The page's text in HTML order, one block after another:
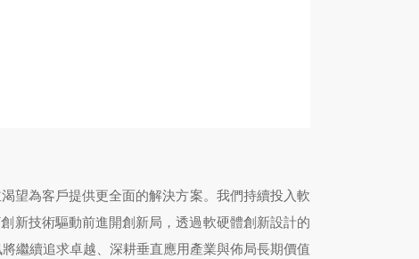
望為客戶提供更全面的解決方案。我們持續投入軟
新技術驅動前進開創新局，透過軟硬體創新設計的
繼續追求卓越、深耕垂直應用產業與佈局長期價值